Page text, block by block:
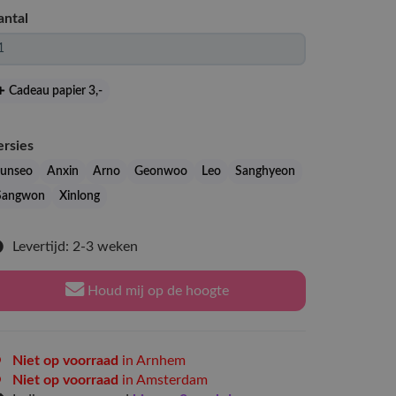
Cadeau papier 3,-
Anxin Arno Geonwoo Leo
Sanghyeon
Xinlong
Levertijd: 2-3 weken
Houd mij op de hoogte
Niet op voorraad in Arnhem
Niet op voorraad in Amsterdam